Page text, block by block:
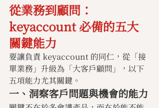
從業務到顧問：
keyaccount 必備的五大
關鍵能力
要讓負責 keyaccount 的同仁，從「接
單業務」升級為「大客戶顧問」，以下
五項能力尤其關鍵。
一、洞察客戶問題與機會的能力